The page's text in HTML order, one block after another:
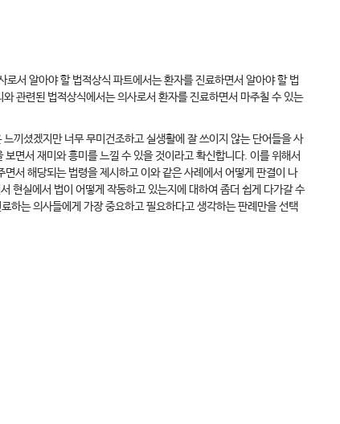
서 알아야 할 법적상식 파트에서는 환자를 진료하면서 알아야 할 법
관련된 법적상식에서는 의사로서 환자를 진료하면서 마주칠 수 있는
끼셨겠지만 너무 무미건조하고 실생활에 잘 쓰이지 않는 단어들을 사
면서 재미와 흥미를 느낄 수 있을 것이라고 확신합니다. 이를 위해서
서 해당되는 법령을 제시하고 이와 같은 사례에서 어떻게 판결이 나
현실에서 법이 어떻게 작동하고 있는지에 대하여 좀더 쉽게 다가갈 수
하는 의사들에게 가장 중요하고 필요하다고 생각하는 판례만을 선택